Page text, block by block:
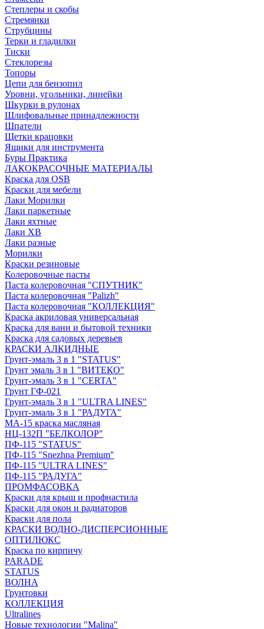
Степлеры и скобы
Стремянки
Струбцины
Терки и гладилки
Тиски
Стеклорезы
Топоры
Цепи для бензопил
Уровни, угольники, линейки
Шкурки в рулонах
Шлифовальные принадлежности
Шпатели
Щетки крацовки
Ящики для инструмента
Буры Практика
ЛАКОКРАСОЧНЫЕ МАТЕРИАЛЫ
Краска для OSB
Краски для мебели
Лаки Морилки
Лаки паркетные
Лаки яхтные
Лаки ХВ
Лаки разные
Морилки
Краски резиновые
Колеровочные пасты
Паста колеровочная "СПУТНИК"
Паста колеровочная "Palizh"
Паста колеровочная "КОЛЛЕКЦИЯ"
Краска акриловая универсальная
Краска для ванн и бытовой техники
Краска для садовых деревьев
КРАСКИ АЛКИДНЫЕ
Грунт-эмаль 3 в 1 "STATUS"
Грунт эмаль 3 в 1 "ВИТЕКО"
Грунт-эмаль 3 в 1 "CERTA"
Грунт ГФ-021
Грунт-эмаль 3 в 1 "ULTRA LINES"
Грунт-эмаль 3 в 1 "РАДУГА"
МА-15 краска масляная
НЦ-132П "БЕЛКОЛОР"
ПФ-115 "STATUS"
ПФ-115 "Snezhna Premium"
ПФ-115 "ULTRA LINES"
ПФ-115 "РАДУГА"
ПРОМФАСОВКА
Краски для крыш и профнастила
Краски для окон и радиаторов
Краски для пола
КРАСКИ ВОДНО-ДИСПЕРСИОННЫЕ
ОПТИЛЮКС
Краска по кирпичу
PARADE
STATUS
ВОЛНА
Грунтовки
КОЛЛЕКЦИЯ
Ultralines
Новые технологии "Malina"